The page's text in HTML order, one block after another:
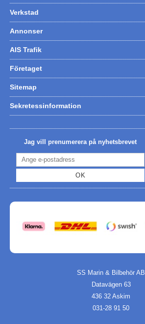
Verkstad
Annonser
AIS Trafik
Företaget
Sitemap
Sekretessinformation
Jag vill prenumerera på nyhetsbrevet
OK
SS Marin & Bilbehör AB
Datavägen 63
436 32 Askim
031-28 91 50